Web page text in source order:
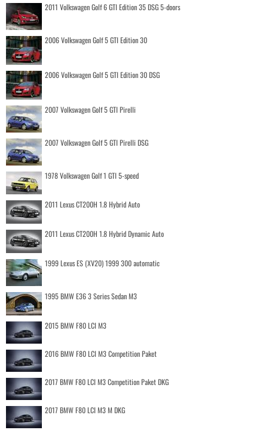
2011 Volkswagen Golf 6 GTI Edition 35 DSG 5-doors
2006 Volkswagen Golf 5 GTI Edition 30
2006 Volkswagen Golf 5 GTI Edition 30 DSG
2007 Volkswagen Golf 5 GTI Pirelli
2007 Volkswagen Golf 5 GTI Pirelli DSG
1978 Volkswagen Golf 1 GTI 5-speed
2011 Lexus CT200H 1.8 Hybrid Auto
2011 Lexus CT200H 1.8 Hybrid Dynamic Auto
1999 Lexus ES (XV20) 1999 300 automatic
1995 BMW E36 3 Series Sedan M3
2015 BMW F80 LCI M3
2016 BMW F80 LCI M3 Competition Paket
2017 BMW F80 LCI M3 Competition Paket DKG
2017 BMW F80 LCI M3 M DKG